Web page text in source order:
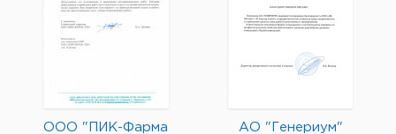
ООО "ПИК-Фарма
АО "Генериум"